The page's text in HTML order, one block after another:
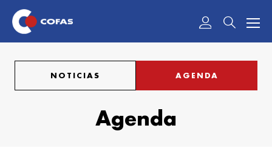
NOTICIAS AGENDA
Agenda